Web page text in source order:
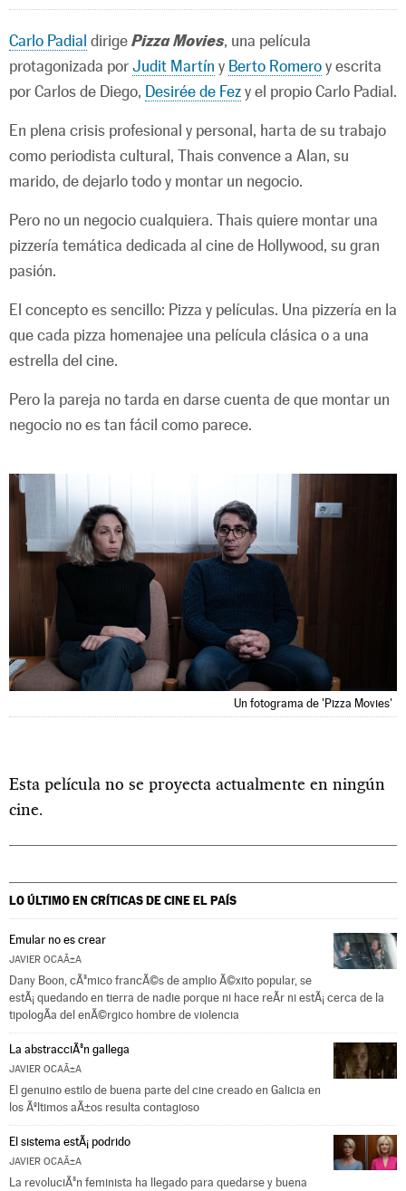
Carlo Padial dirige Pizza Movies, una película
protagonizada por Judit Martín y Berto Romero y escrita
por Carlos de Diego, Desirée de Fez y el propio Carlo Padial.
En plena crisis profesional y personal, harta de su trabajo
como periodista cultural, Thais convence a Alan, su
marido, de dejarlo todo y montar un negocio.
Pero no un negocio cualquiera. Thais quiere montar una
pizzería temática dedicada al cine de Hollywood, su gran
pasión.
El concepto es sencillo: Pizza y películas. Una pizzería en la
que cada pizza homenajee una película clásica o a una
estrella del cine.
Pero la pareja no tarda en darse cuenta de que montar un
negocio no es tan fácil como parece.
Un fotograma de 'Pizza Movies'
Esta película no se proyecta actualmente en ningún
cine.
LO ÚLTIMO EN CRÍTICAS DE CINEEL PAÍS
Emular no es crear
JAVIER OCAÃ±A
Dany Boon, cÃ³mico francÃ©s de amplio Ã©xito popular, se
estÃ¡ quedando en tierra de nadie porque ni hace reÃ­r ni estÃ¡ cerca de la
tipologÃ­a del enÃ©rgico hombre de violencia
La abstracciÃ³n gallega
JAVIER OCAÃ±A
El genuino estilo de buena parte del cine creado en Galicia en
los Ãºltimos aÃ±os resulta contagioso
El sistema estÃ¡ podrido
JAVIER OCAÃ±A
La revoluciÃ³n feminista ha llegado para quedarse y buena